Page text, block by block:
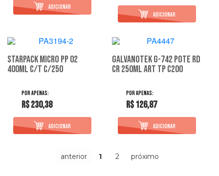
Starpack Micro Pp 02
400Ml C/T C/250
R$ 230,38
Galvanotek G-742 Pote Rd
Cr 250Ml Art Tp C200
R$ 126,87
anterior 1 2 próximo